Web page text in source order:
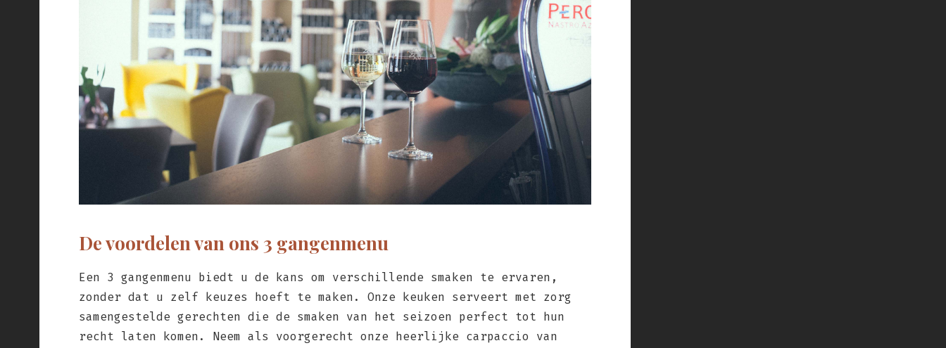
De voordelen van ons 3 gangenmenu
Een 3 gangenmenu biedt u de kans om verschillende smaken te ervaren,
zonder dat u zelf keuzes hoeft te maken. Onze keuken serveert met zorg
samengestelde gerechten die de smaken van het seizoen perfect tot hun
recht laten komen. Neem als voorgerecht onze heerlijke carpaccio van